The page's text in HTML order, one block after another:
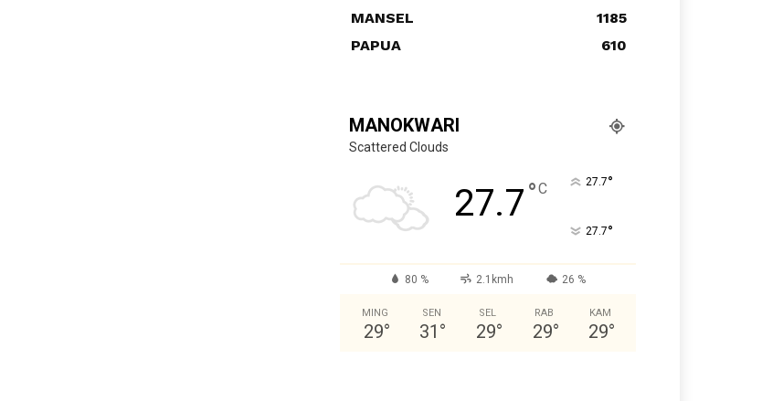
MANSEL
1185
PAPUA
610
MANOKWARI
Scattered Clouds
27.7°C 27.7°
27.7°
80 % 2.1kmh 26 %
MING
29°
SEN
31 °
SEL
29°
RAB
29°
KAM
29°